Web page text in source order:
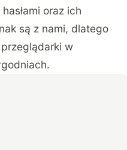
oraz ich
są z nami, dlatego
w